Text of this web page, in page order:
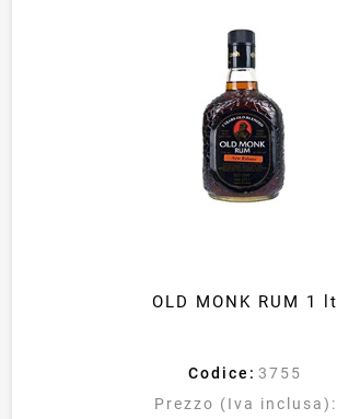
OLD MONK RUM 1 lt
Codice: 3755
Prezzo (Iva inclusa):